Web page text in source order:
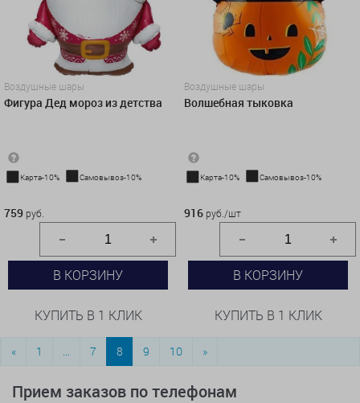
Воздушные шары
Фигура Дед мороз из детства
Карта-10% Самовывоз-10%
759 руб.
В КОРЗИНУ
КУПИТЬ В 1 КЛИК
Воздушные шары
Волшебная тыковка
Карта-10% Самовывоз-10%
916 руб./шт
В КОРЗИНУ
КУПИТЬ В 1 КЛИК
« 1 ... 7 8 9 10 »
Прием заказов по телефонам